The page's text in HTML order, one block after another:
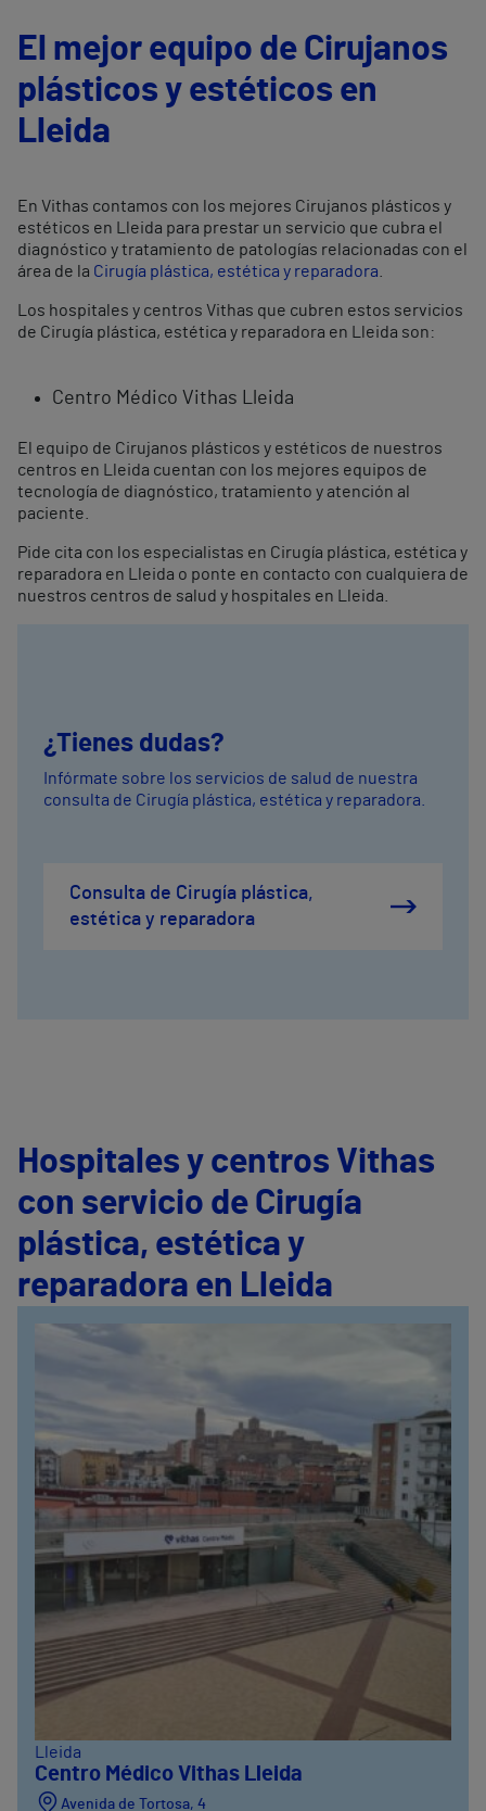
El mejor equipo de Cirujanos
plásticos y estéticos en
Lleida
En Vithas contamos con los mejores Cirujanos plásticos y
estéticos en Lleida para prestar un servicio que cubra el
diagnóstico y tratamiento de patologías relacionadas con el
área de la Cirugía plástica, estética y reparadora
Los hospitales y centros Vithas que cubren estos servicios
de Cirugía plástica, estética y reparadora en Lleida son:
Centro Médico Vithas Lleida
El equipo de Cirujanos plásticos y estéticos de nuestros
centros en Lleida cuentan con los mejores equipos de
tecnología de diagnóstico, tratamiento y atención al
paciente.
Pide cita con los especialistas en Cirugía plástica, estética y
reparadora en Lleida o ponte en contacto con cualquiera de
nuestros centros de salud y hospitales en Lleida.
¿Tienes dudas?
Infórmate sobre los servicios de salud de nuestra
consulta de Cirugía plástica, estética y reparadora.
Consulta de Cirugía plástica,
estética y reparadora
Hospitales y centros Vithas
con servicio de Cirugía
plástica, estética y
reparadora en Lleida
Lleida
Centro Médico Vithas Lleida
Avenida de Tortosa, 4